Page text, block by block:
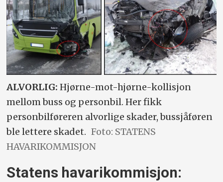
ALVORLIG:Hjørne-mot-hjørne-kollisjon
mellom buss og personbil. Her fikk
personbilføreren alvorlige skader, bussjåføren
ble lettere skadet. Foto: STATENS
HAVARIKOMMISJON
Statens havarikommisjon: